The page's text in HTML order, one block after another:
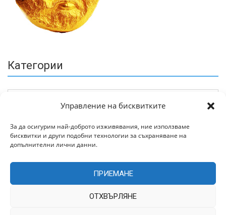
Управление на бисквитките
За да осигурим най-доброто изживявания, ние използваме
бисквитки и други подобни технологии за съхраняване на
допълнителни лични данни.
ПРИЕМАНЕ
ОТХВЪРЛЯНЕ
Категории
Архив